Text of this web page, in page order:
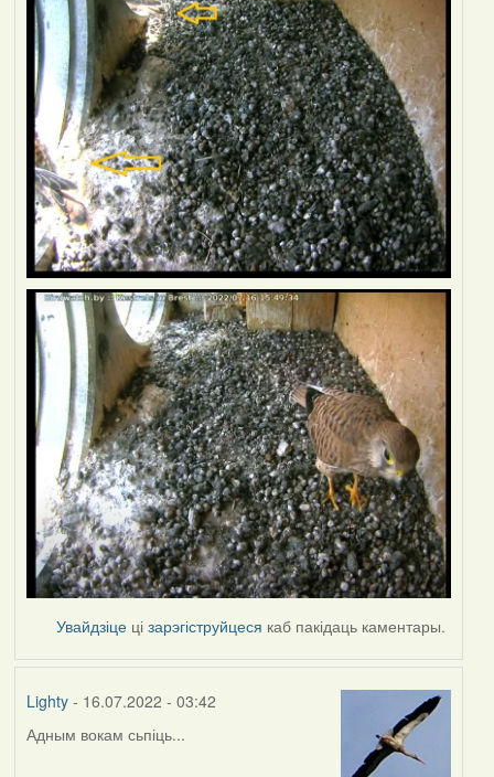
Увайдзіце цізарэгіструйцеся каб пакідаць каментары.
Lighty- 16.07.2022 - 03:42
Адным вокам сьпіць...